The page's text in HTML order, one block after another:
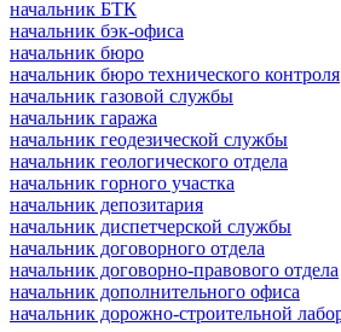
начальник БТК
начальник бэк-офиса
начальник бюро
начальник бюро технического контроля
начальник газовой службы
начальник гаража
начальник геодезической службы
начальник геологического отдела
начальник горного участка
начальник депозитария
начальник диспетчерской службы
начальник договорного отдела
начальник договорно-правового отдела
начальник дополнительного офиса
начальник дорожно-строительной